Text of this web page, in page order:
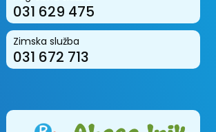
031 629 475
Zimska služba
031 672 713